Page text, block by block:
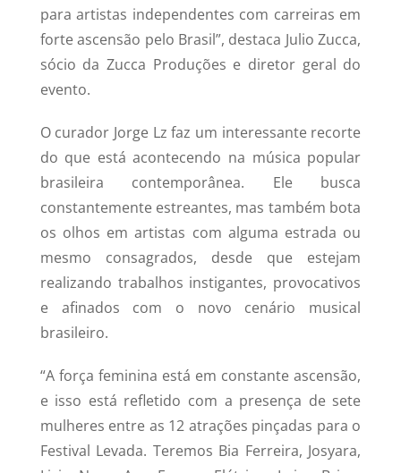
para artistas independentes com carreiras em
forte ascensão pelo Brasil”, destaca Julio Zucca,
sócio da Zucca Produções e diretor geral do
evento.
O curador Jorge Lz faz um interessante recorte
do que está acontecendo na música popular
brasileira contemporânea. Ele busca
constantemente estreantes, mas também bota
os olhos em artistas com alguma estrada ou
mesmo consagrados, desde que estejam
realizando trabalhos instigantes, provocativos
e afinados com o novo cenário musical
brasileiro.
“A força feminina está em constante ascensão,
e isso está refletido com a presença de sete
mulheres entre as 12 atrações pinçadas para o
Festival Levada. Teremos Bia Ferreira, Josyara,